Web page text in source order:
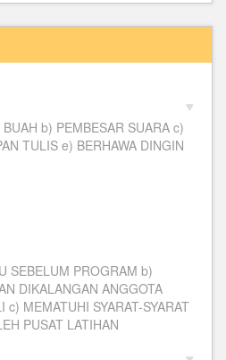
b) PEMBESAR SUARA c)
TULIS e) BERHAWA DINGIN
SEBELUM PROGRAM b)
DIKALANGAN ANGGOTA
c) MEMATUHI SYARAT-SYARAT
PUSAT LATIHAN